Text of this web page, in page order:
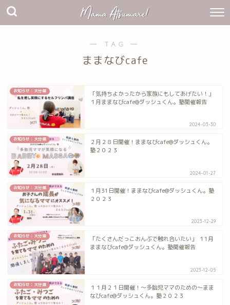
― TAG ―
ままなびcafe
お知らせ：大分県
「気持ちよかったから家族にもしてあげたい！」
１月ままなびcafe@ダッシュくん。塾開催報告
2024-03-30
お知らせ：大分県
２月２８日開催！ままなびcafe@ダッシュくん。
塾２０２３
2024-01-27
お知らせ：大分県
１月31日開催！ままなびcafe@ダッシュくん。塾
２０２３
2023-12-29
お知らせ：大分県
「たくさんだっこおんぶで触れ合いたい」 １1月
ままなびcafe@ダッシュくん。塾開催報告
2023-12-05
お知らせ：大分県
１１月２１日開催！～多胎児ママのための～まま
なびcafe@ダッシュくん。塾２０２３